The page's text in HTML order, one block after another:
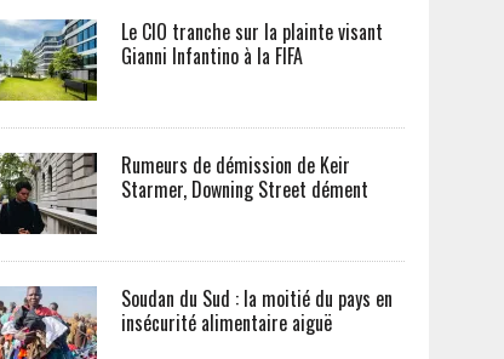
Le CIO tranche sur la plainte visant
Gianni Infantino à la FIFA
Rumeurs de démission de Keir
Starmer, Downing Street dément
Soudan du Sud : la moitié du pays en
insécurité alimentaire aiguë